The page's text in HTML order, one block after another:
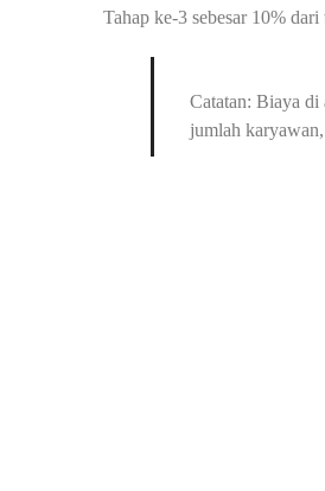
Tahap ke-3 sebesar 10%
Catatan: Biaya di
jumlah